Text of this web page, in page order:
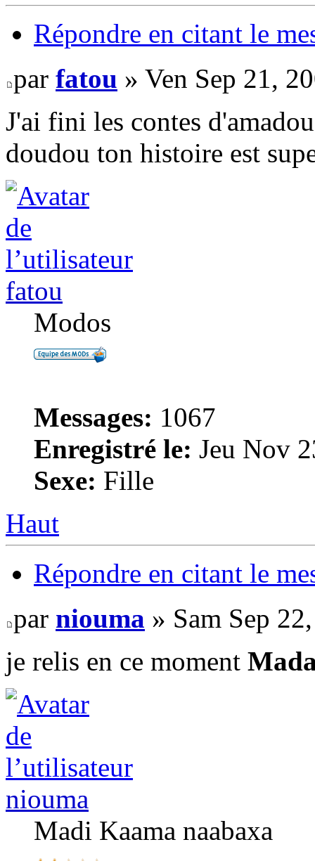
Répondre en citant le
par fatou » Ven Sep 21,
J'ai fini les contes
doudou ton histoire est
fatou
Modos
Messages: 1067
Enregistré le: Jeu Nov
Sexe: Fille
Haut
Répondre en citant le
par niouma » Sam Sep
je relis en ce moment
niouma
Madi Kaama naabaxa